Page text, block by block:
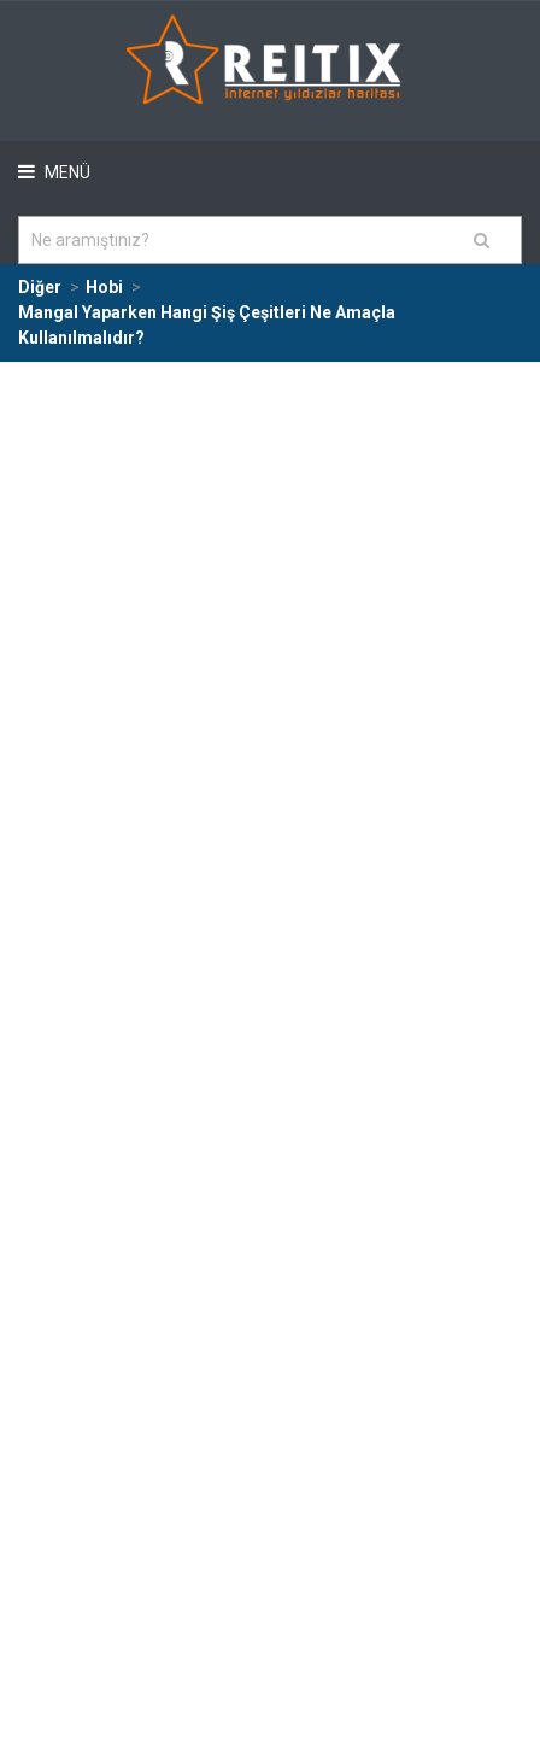
MENÜ
Diğer
Hobi
Mangal Yaparken Hangi Şiş Çeşitleri Ne Amaçla
Kullanılmalıdır?